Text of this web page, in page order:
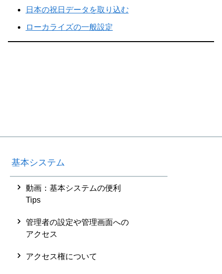
日本の祝日データを取り込む
ローカライズの一般設定
基本システム
動画：基本システムの便利
Tips
管理者の設定や管理画面への
アクセス
アクセス権について